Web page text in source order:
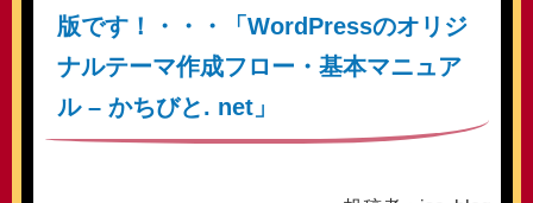
版です！・・・「WordPressのオリジ
ナルテーマ作成フロー・基本マニュア
ル – かちびと. net」